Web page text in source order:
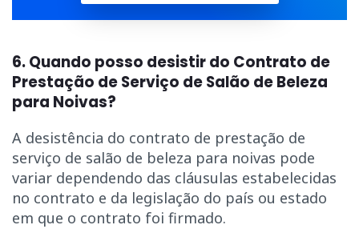
6. Quando posso desistir do Contrato de
Prestação de Serviço de Salão de Beleza
para Noivas?
A desistência do contrato de prestação de
serviço de salão de beleza para noivas pode
variar dependendo das cláusulas estabelecidas
no contrato e da legislação do país ou estado
em que o contrato foi firmado.